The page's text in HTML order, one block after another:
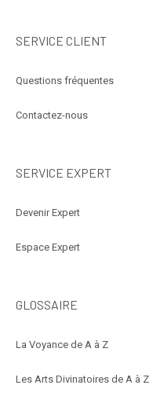
SERVICE CLIENT
Questions fréquentes
Contactez-nous
SERVICE EXPERT
Devenir Expert
Espace Expert
GLOSSAIRE
La Voyance de A à Z
Les Arts Divinatoires de A à Z